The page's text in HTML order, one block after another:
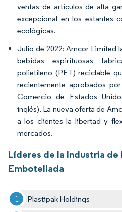
ventas de artículos de alta
excepcional en los estantes
ecológicas.
Julio de 2022: Amcor Limited
bebidas espirituosas
polietileno (PET) reciclable
recientemente aprobados
Comercio de Estados
inglés). La nueva oferta de
a los clientes la libertad y
mercados.
Líderes de la Industria de
Embotellada
Plastipak Holdings